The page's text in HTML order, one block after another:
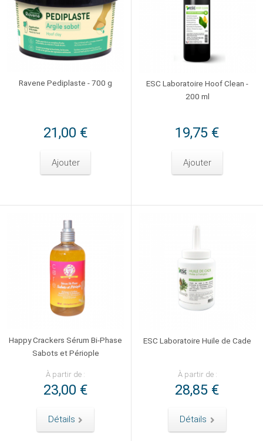
Ravene Pediplaste - 700 g
21,00 €
Ajouter
ESC Laboratoire Hoof Clean -
200 ml
19,75 €
Ajouter
Happy Crackers Sérum Bi-Phase
Sabots et Périople
À partir de :
23,00 €
Détails
ESC Laboratoire Huile de Cade
À partir de :
28,85 €
Détails